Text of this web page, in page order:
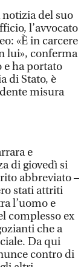
notizia del suo
l’avvocato
«È in carcere
lui», conferma
e ha portato
di Stato, è
misura
e
di giovedì si
abbreviato –
stati attriti
l’uomo e
complesso ex
che a
Da qui
contro di